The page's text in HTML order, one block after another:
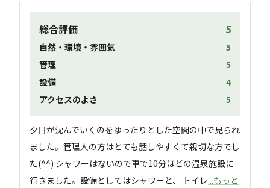
総合評価 5
自然・環境・雰囲気
5
管理
5
設備
4
アクセスのよさ
5
夕日が沈んでいくのをゆったりとした空間の中で見られ
ました。管理人の方はとても話しやすくて親切な方でし
た(^^) シャワーはないので車で10分ほどの温泉施設に
行きました。設備としてはシャワーと、 トイレ...もっと